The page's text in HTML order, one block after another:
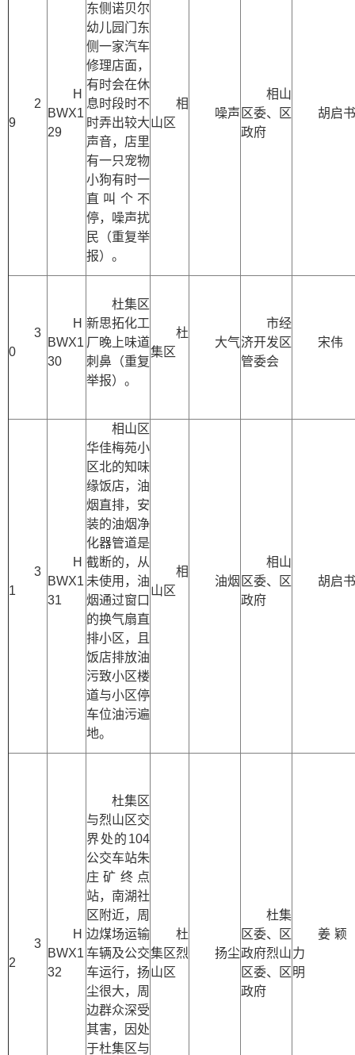
2
9
H
BWX1
29
东侧诺贝尔
幼儿园门东
侧一家汽车
修理店面，
有时会在休
息时段时不
时弄出较大
声音，店里
有一只宠物
小狗有时一
直叫个不
停，噪声扰
民（重复举
报）。
相
山区
噪声
相山
区委、区
政府
胡启
3
0
H
BWX1
30
杜集区
新思拓化工
厂晚上味道
刺鼻（重复
举报）。
杜
集区
大气
市经
济开发区
管委会
宋伟
3
1
H
BWX1
31
相山区
华佳梅苑小
区北的知味
缘饭店，油
烟直排，安
装的油烟净
化器管道是
截断的，从
未使用，油
烟通过窗口
的换气扇直
排小区，且
饭店排放油
污致小区楼
道与小区停
车位油污遍
地。
相
山区
油烟
相山
区委、区
政府
胡启
3
2
H
BWX1
32
杜集区
与烈山区交
界处的104
公交车站朱
庄矿终点
站，南湖社
区附近，周
边煤场运输
车辆及公交
车运行，扬
尘很大，周
边群众深受
其害，因处
于杜集区与
杜
集区烈
山区
扬尘
杜集
区委、区
政府烈山
区委、区
政府
姜
明